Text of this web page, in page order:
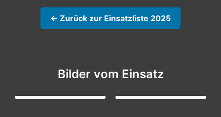
← Zurück zur Einsatzliste 2025
Bilder vom Einsatz